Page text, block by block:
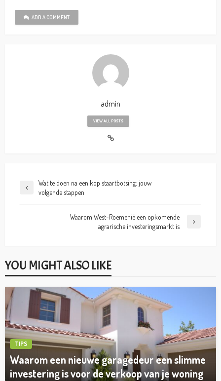
ADD A COMMENT
admin
VIEW ALL POSTS
Wat te doen na een kop staartbotsing: jouw
volgende stappen
Waarom West-Roemenië een opkomende
agrarische investeringsmarkt is
YOU MIGHT ALSO LIKE
TIPS
Waarom een nieuwe garagedeur een slimme
investering is voor de verkoop van je woning